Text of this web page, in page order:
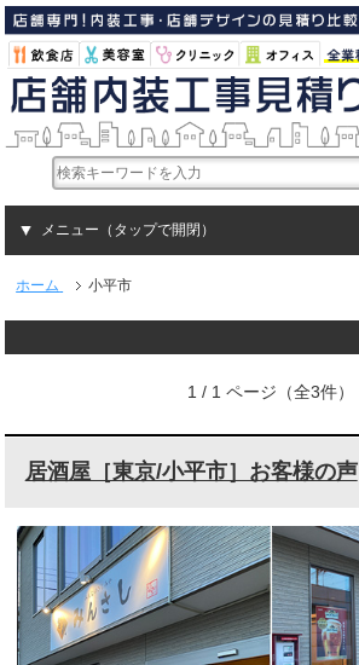
メニュー（タップで開閉）
ホーム 小平市
1 / 1 ページ（全3件）
居酒屋［東京/小平市］お客様の声